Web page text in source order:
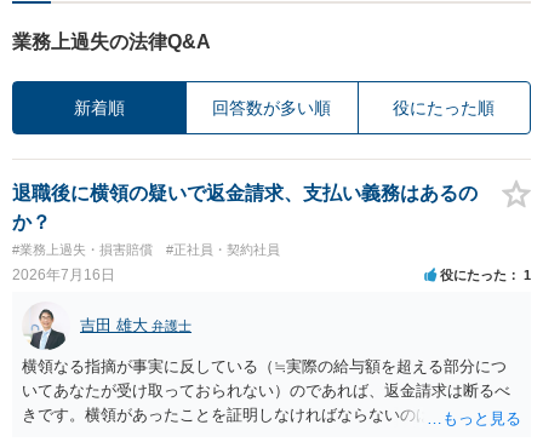
業務上過失の法律Q&A
新着順 回答数が多い順 役にたった順
退職後に横領の疑いで返金請求、支払い義務はあるの
か？
#業務上過失・損害賠償 #正社員・契約社員
2026年7月16日 役にたった 1
吉田 雄大 弁護士
横領なる指摘が事実に反している（≒実際の給与額を超える部分につ
いてあなたが受け取っておられない）のであれば、返金請求は断るべ
きです。横領があったことを証明しなければならないのは会社側なの